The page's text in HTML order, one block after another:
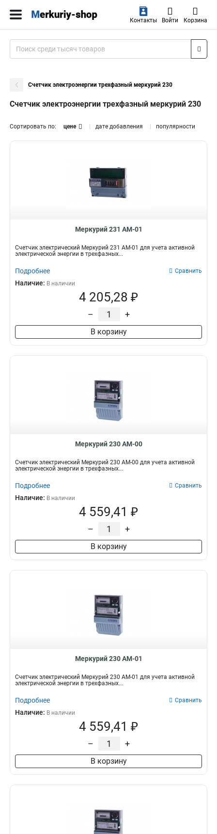
Контакты Войти Корзина
Счетчик электроэнергии трехфазный меркурий 230
Счетчик электроэнергии трехфазный меркурий 230
Сортировать по: цене дате добавления популярности
Меркурий 231 АМ-01
Счетчик электрический Меркурий 231 АМ-01 для учета активной
электрической энергии в трехфазных...
Подробнее Сравнить
Наличие: В наличии
4 205,28 ₽
– +
В корзину
Меркурий 230 АМ-00
Счетчик электрический Меркурий 230 АМ-00 для учета активной
электрической энергии в трехфазных...
Подробнее Сравнить
Наличие: В наличии
4 559,41 ₽
– +
В корзину
Меркурий 230 АМ-01
Счетчик электрический Меркурий 230 АМ-01 для учета активной
электрической энергии в трехфазных...
Подробнее Сравнить
Наличие: В наличии
4 559,41 ₽
– +
В корзину